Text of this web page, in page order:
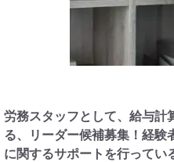
労務スタッフとして、給与計
る、リーダー候補募集！経験
に関するサポートを行ってい